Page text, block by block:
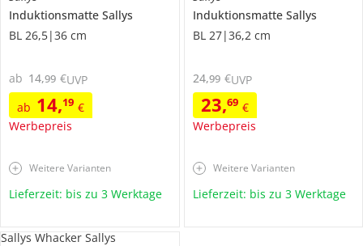
Induktionsmatte Sallys
BL 26,5|36 cm
ab 14,19 €
Werbepreis
ab 14,99 €UVP
Weitere Varianten
Lieferzeit: bis zu 3 Werktage
Induktionsmatte Sallys
BL 27|36,2 cm
23,69 €
Werbepreis
24,99 €UVP
Weitere Varianten
Lieferzeit: bis zu 3 Werktage
Sallys Whacker Sallys